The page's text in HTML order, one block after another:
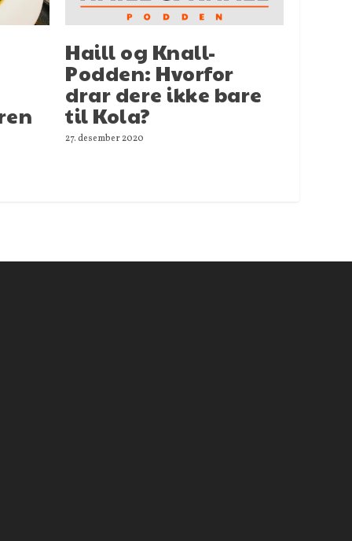
Haill og Knall-
Podden: Hvorfor
drar dere ikke bare
til Kola?
27. desember 2020